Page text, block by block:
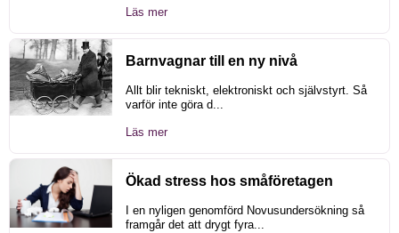
Läs mer
Barnvagnar till en ny nivå
Allt blir tekniskt, elektroniskt och självstyrt. Så
varför inte göra d...
Läs mer
Ökad stress hos småföretagen
I en nyligen genomförd Novusundersökning så
framgår det att drygt fyra...